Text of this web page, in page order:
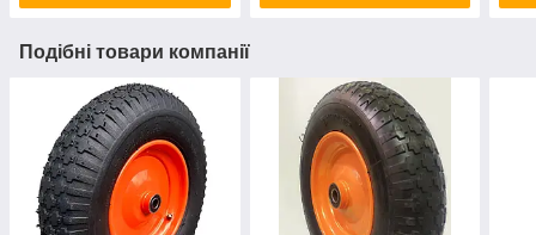
Подібні товари компанії